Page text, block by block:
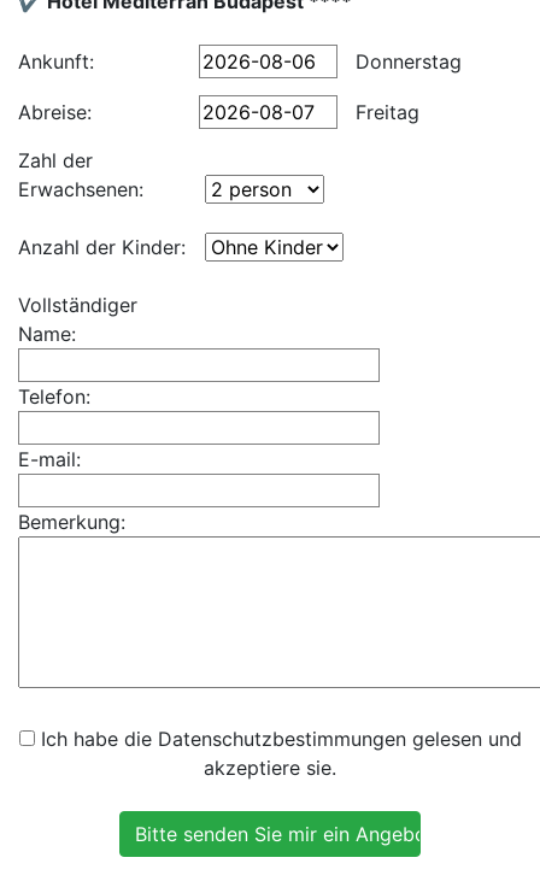
Ankunft: Donnerstag
Abreise:
Freitag
Zahl der
Erwachsenen:
Anzahl der Kinder:
Vollständiger
Name:
Telefon:
E-mail:
Bemerkung:
Ich habe die Datenschutzbestimmungen gelesen und
akzeptiere sie.